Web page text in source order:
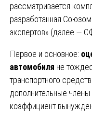
рассматривается
разработанная
экспертов» (далее —
Первое и основное:
автомобиля не
транспортного
дополнительные
коэффициент